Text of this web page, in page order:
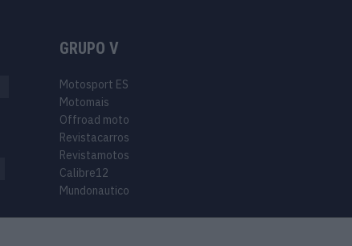
GRUPO V
Motosport ES
Motomais
Offroad moto
Revistacarros
Revistamotos
Calibre12
Mundonautico